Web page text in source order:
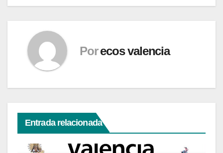
Por ecos valencia
Entrada relacionada